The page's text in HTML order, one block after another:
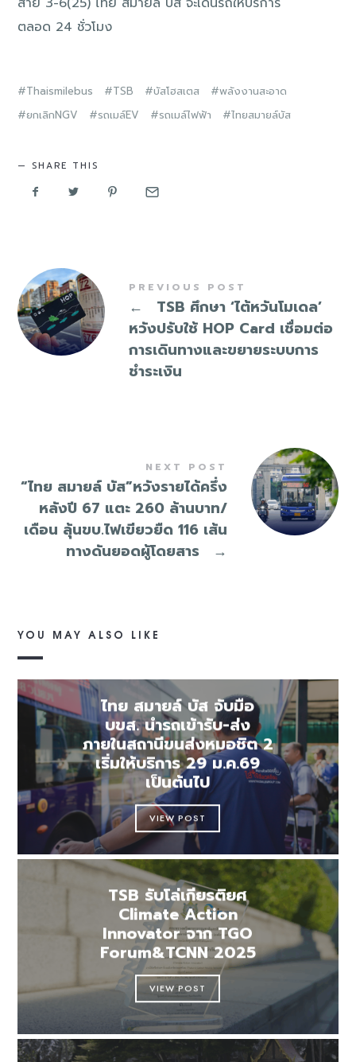
ตลอด 24 ชั่วโมง
Thaismilebus TSB บัสโฮสเตส
พลังงานสะอาด
ยกเลิกNGV
รถเมล์EV รถเมล์ไฟฟ้า ไทยสมายล์บัส
SHARE THIS
PREVIOUS POST
←
TSB ศึกษา ‘ไต้หวันโมเดล’
หวังปรับใช้ HOP Card เชื่อมต่อ
การเดินทางและขยายระบบการ
ชำระเงิน
NEXT POST
“ไทย สมายล์ บัส”หวังรายได้ครึ่ง
หลังปี 67 แตะ 260 ล้านบาท/
เดือน ลุ้นขบ.ไฟเขียวยืด 116 เส้น
ทางดันยอดผู้โดยสาร
→
YOU MAY ALSO LIKE
ไทย สมายล์ บัส จับมือ
บขส. นำรถเข้ารับ-ส่ง
ภายในสถานีขนส่งหมอชิต 2
เริ่มให้บริการ 29 ม.ค.69
เป็นต้นไป
VIEW POST
TSB รับโล่เกียรติยศ
Climate Action
Innovator จาก TGO
Forum&TCNN 2025
VIEW POST